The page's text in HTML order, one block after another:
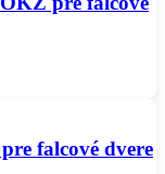
falcové dvere